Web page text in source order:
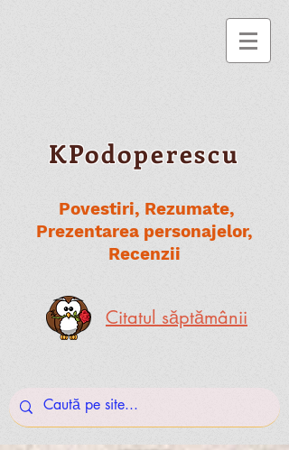
KPodoperescu
Povestiri, Rezumate,
Prezentarea personajelor,
Recenzii
Citatul săptămânii